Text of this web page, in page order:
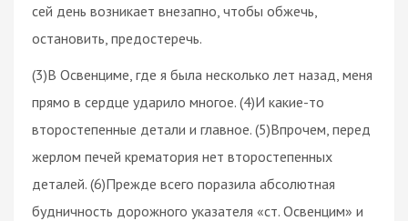
сей день возникает внезапно, чтобы обжечь,
остановить, предостеречь.
(3)В Освенциме, где я была несколько лет назад, меня
прямо в сердце ударило многое. (4)И какие-то
второстепенные детали и главное. (5)Впрочем, перед
жерлом печей крематория нет второстепенных
деталей. (6)Прежде всего поразила абсолютная
будничность дорожного указателя «ст. Освенцим» и